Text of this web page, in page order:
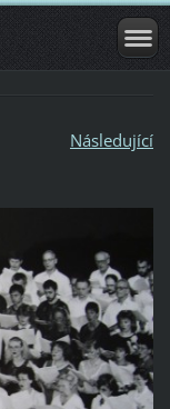
Následující